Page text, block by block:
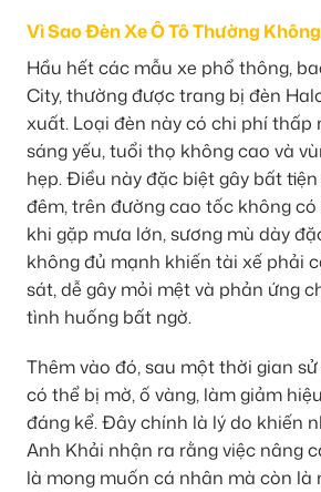
Vì Sao Đèn Xe Ô Tô Thường
Hầu hết các mẫu xe phổ thông,
City, thường được trang bị đèn
xuất. Loại đèn này có chi phí thấp
sáng yếu, tuổi thọ không cao và
hẹp. Điều này đặc biệt gây bất
đêm, trên đường cao tốc không
khi gặp mưa lớn, sương mù dày
không đủ mạnh khiến tài xế phải
sát, dễ gây mỏi mệt và phản ứng
tình huống bất ngờ.
Thêm vào đó, sau một thời gian
có thể bị mờ, ố vàng, làm giảm
đáng kể. Đây chính là lý do khiến
Anh Khải nhận ra rằng việc nâng
là mong muốn cá nhân mà còn